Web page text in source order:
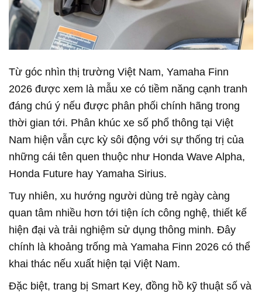
Từ góc nhìn thị trường Việt Nam, Yamaha Finn
2026 được xem là mẫu xe có tiềm năng cạnh tranh
đáng chú ý nếu được phân phối chính hãng trong
thời gian tới. Phân khúc xe số phổ thông tại Việt
Nam hiện vẫn cực kỳ sôi động với sự thống trị của
những cái tên quen thuộc như Honda Wave Alpha,
Honda Future hay Yamaha Sirius.
Tuy nhiên, xu hướng người dùng trẻ ngày càng
quan tâm nhiều hơn tới tiện ích công nghệ, thiết kế
hiện đại và trải nghiệm sử dụng thông minh. Đây
chính là khoảng trống mà Yamaha Finn 2026 có thể
khai thác nếu xuất hiện tại Việt Nam.
Đặc biệt, trang bị Smart Key, đồng hồ kỹ thuật số và